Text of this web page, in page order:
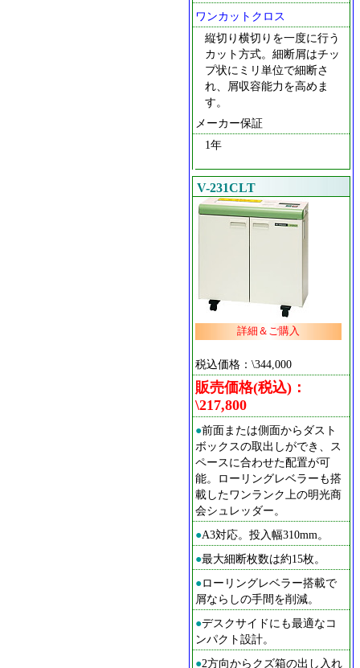
ワンカットクロス
縦切り横切りを一度に行う
カット方式。細断屑はチッ
プ状にミリ単位で細断さ
れ、屑収容能力を高めま
す。
メーカー保証
1年
V-231CLT
詳細＆ご購入
税込価格：\344,000
販売価格(税込)：
\217,800
●前面または側面からダスト
ボックスの取出しができ、ス
ペースに合わせた配置が可
能。ローリングレベラーも搭
載したワンランク上の明光商
会シュレッダー。
●A3対応。投入幅310mm。
●最大細断枚数は約15枚。
●ローリングレベラー搭載で
屑ならしの手間を削減。
●デスクサイドにも最適なコ
ンパクト設計。
●2方向からクズ箱の出し入れ